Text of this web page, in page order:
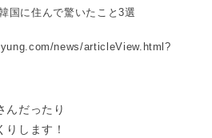
news/articleView.html?
んだったり
します！